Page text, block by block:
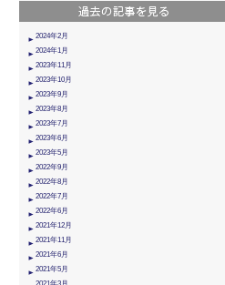
2024年2月
2024年1月
2023年11月
2023年10月
2023年9月
2023年8月
2023年7月
2023年6月
2023年5月
2022年9月
2022年8月
2022年7月
2022年6月
2021年12月
2021年11月
2021年6月
2021年5月